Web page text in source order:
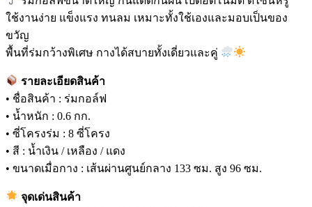
ใช้งานง่าย แข็งแรง ทนลม เหมาะทั้งใช้เองและมอบเป็นของ
ขวัญ
พื้นที่ร่มกว้างพิเศษ กางได้สบายทั้งเดี่ยวและคู่
รายละเอียดสินค้า
• ชื่อสินค้า : ร่มกอล์ฟ
• น้ำหนัก : 0.6 กก.
• ซี่โครงร่ม : 8 ซี่โครง
• สี : น้ำเงิน / เหลือง / แดง
• ขนาดเมื่อกาง : เส้นผ่านศูนย์กลาง 133 ซม. สูง 96 ซม.
จุดเด่นสินค้า